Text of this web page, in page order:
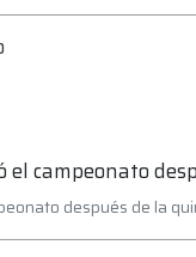
después de la